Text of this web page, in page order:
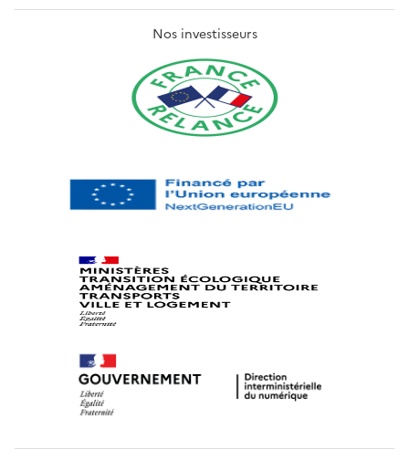
Nos investisseurs